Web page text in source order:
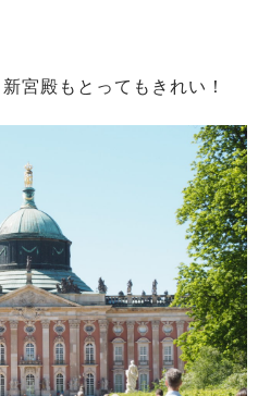
宮殿もとってもきれい！